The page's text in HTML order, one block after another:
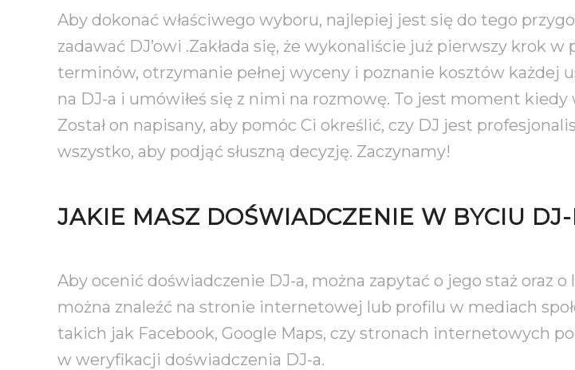
Aby dokonać właściwego wyboru, najlepiej jest się do tego
zadawać DJ’owi .Zakłada się, że wykonaliście już pierwszy krok
terminów, otrzymanie pełnej wyceny i poznanie kosztów każdej
na DJ-a i umówiłeś się z nimi na rozmowę. To jest moment
Został on napisany, aby pomóc Ci określić, czy DJ jest
wszystko, aby podjąć słuszną decyzję. Zaczynamy!
JAKIE MASZ DOŚWIADCZENIE W BYCIU
Aby ocenić doświadczenie DJ-a, można zapytać o jego staż oraz
można znaleźć na stronie internetowej lub profilu w mediach
takich jak Facebook, Google Maps, czy stronach internetowych
w weryfikacji doświadczenia DJ-a.